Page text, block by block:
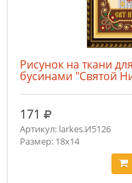
Рисунок на ткани
бусинами "Святой
171 руб.
Артикул: larkes.И5126
Размер: 18х14